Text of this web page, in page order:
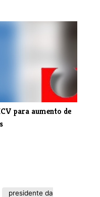
para aumento de
presidente da